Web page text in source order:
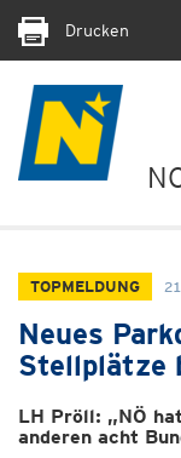
Drucken
TOPMELDUNG
Neues
Stellplätze
LH Pröll: „NÖ
anderen acht